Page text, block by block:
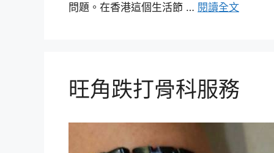
問題。在香港這個生活節 … 閱讀全文
旺角跌打骨科服務